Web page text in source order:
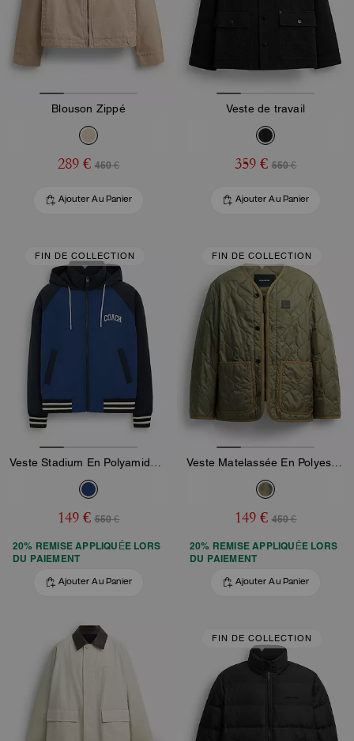
Blouson Zippé
289 € 450 €
Ajouter Au Panier
Veste de travail
359 € 550 €
Ajouter Au Panier
FIN DE COLLECTION
149 € 550 €
20% REMISE APPLIQUÉE LORS
DU PAIEMENT
Ajouter Au Panier
FIN DE COLLECTION
149 € 450 €
20% REMISE APPLIQUÉE LORS
DU PAIEMENT
Ajouter Au Panier
FIN DE COLLECTION